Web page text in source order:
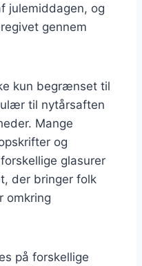
julemiddagen, og
gennem
kun begrænset til
til nytårsaften
Mange
og
glasurer
der bringer folk
omkring
på forskellige